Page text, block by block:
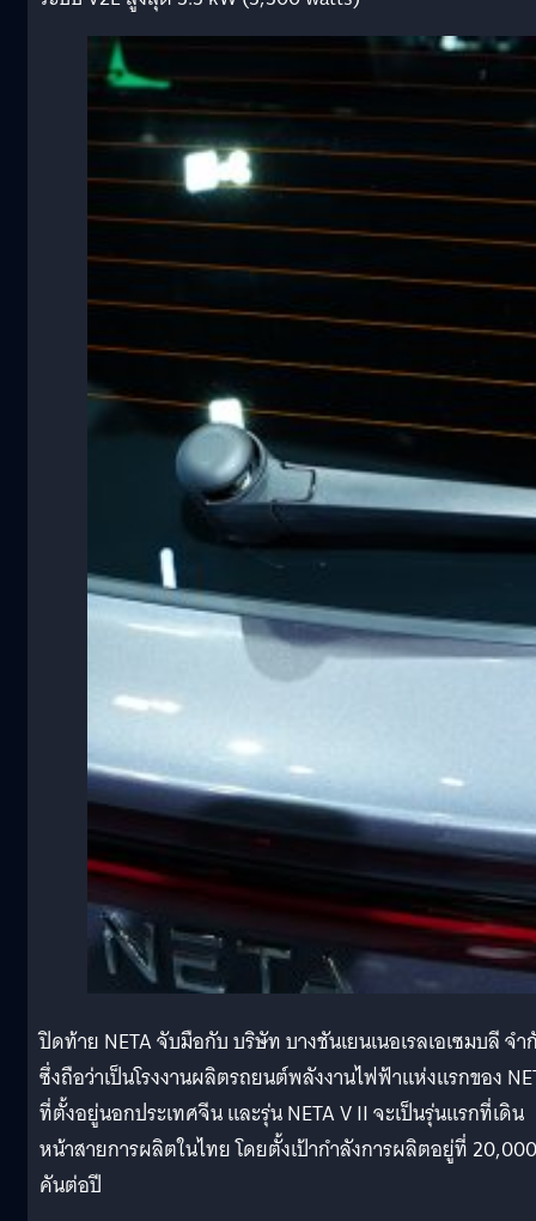
ปิดท้าย NETA จับมือกับ บริษัท บางชันเยนเนอเรลเอเซมบลี จ
ซึ่งถือว่าเป็นโรงงานผลิตรถยนต์พลังงานไฟฟ้าแห่งแรกของ
ที่ตั้งอยู่นอกประเทศจีน และรุ่น NETA V II จะเป็นรุ่นแรกที่เดิน
หน้าสายการผลิตในไทย โดยตั้งเป้ากำลังการผลิตอยู่ที่ 20,000
คันต่อปี